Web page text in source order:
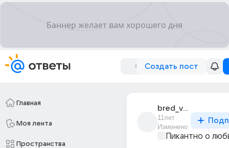
Создать пост
Главная
Моя лента
Пространства
bred_vypit
11лет
Изменено
Пикантно о